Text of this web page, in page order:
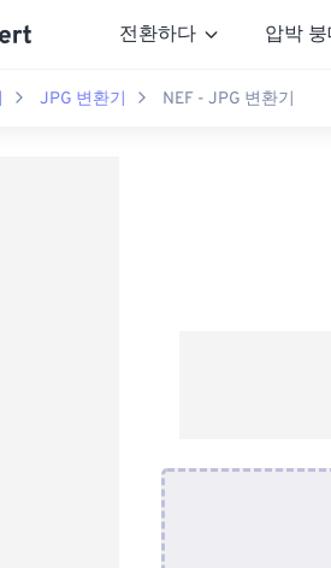
전환하다 압박 붕
JPG 변환기 NEF - JPG 변환기